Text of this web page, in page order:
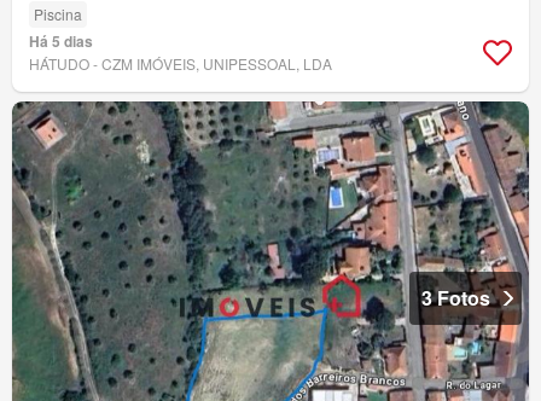
Piscina
Há 5 dias
HÁTUDO - CZM IMÓVEIS, UNIPESSOAL, LDA
3 Fotos